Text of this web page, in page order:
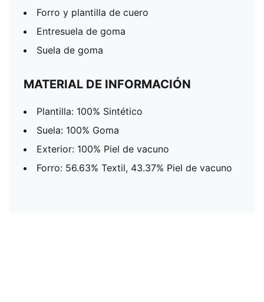
Forro y plantilla de cuero
Entresuela de goma
Suela de goma
MATERIAL DE INFORMACIÓN
Plantilla: 100% Sintético
Suela: 100% Goma
Exterior: 100% Piel de vacuno
Forro: 56.63% Textil, 43.37% Piel de vacuno